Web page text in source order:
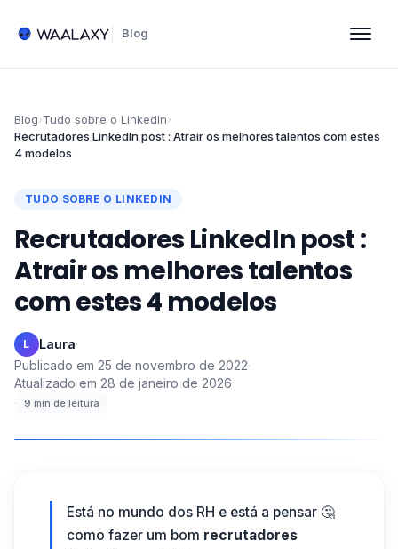
Blog
Blog›Tudo sobre o LinkedIn›
Recrutadores LinkedIn post : Atrair os melhores talentos com estes
4 modelos
TUDO SOBRE O LINKEDIN
Recrutadores LinkedIn post :
Atrair os melhores talentos
com estes 4 modelos
L Laura·
Publicado em 25 de novembro de 2022·
Atualizado em 28 de janeiro de 2026
·
9 min de leitura
Está no mundo dos RH e está a pensar 🤔
como fazer um bom recrutadores